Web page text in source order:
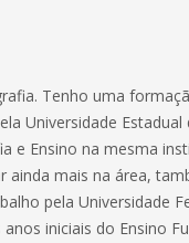
Tenho uma
Universidade Estadual
e Ensino na mesma
ainda mais na área,
pela Universidade
iniciais do Ensino